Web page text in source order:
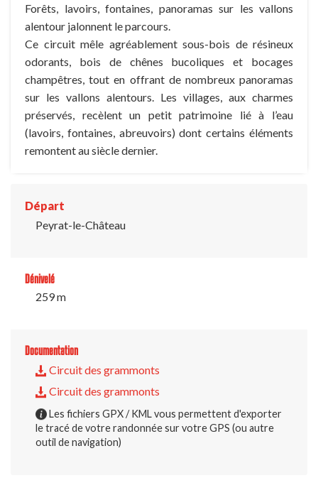
Forêts, lavoirs, fontaines, panoramas sur les vallons
alentour jalonnent le parcours.
Ce circuit mêle agréablement sous-bois de résineux
odorants, bois de chênes bucoliques et bocages
champêtres, tout en offrant de nombreux panoramas
sur les vallons alentours. Les villages, aux charmes
préservés, recèlent un petit patrimoine lié à l’eau
(lavoirs, fontaines, abreuvoirs) dont certains éléments
remontent au siècle dernier.
Départ
Peyrat-le-Château
Dénivelé
259 m
Documentation
Circuit des grammonts
Circuit des grammonts
Les fichiers GPX / KML vous permettent d'exporter
le tracé de votre randonnée sur votre GPS (ou autre
outil de navigation)